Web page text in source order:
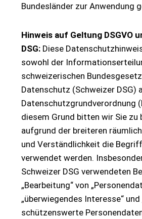
Bundesländer zur Anwendung
Hinweis auf Geltung DSGVO
DSG: Diese
sowohl der
schweizerischen
Datenschutz (Schweizer DSG)
Datenschutzgrundverordnung
diesem Grund bitten wir Sie zu
aufgrund der breiteren
und Verständlichkeit die
verwendet werden.
Schweizer DSG verwendeten
„Bearbeitung“ von
„überwiegendes Interesse“
schützenswerte